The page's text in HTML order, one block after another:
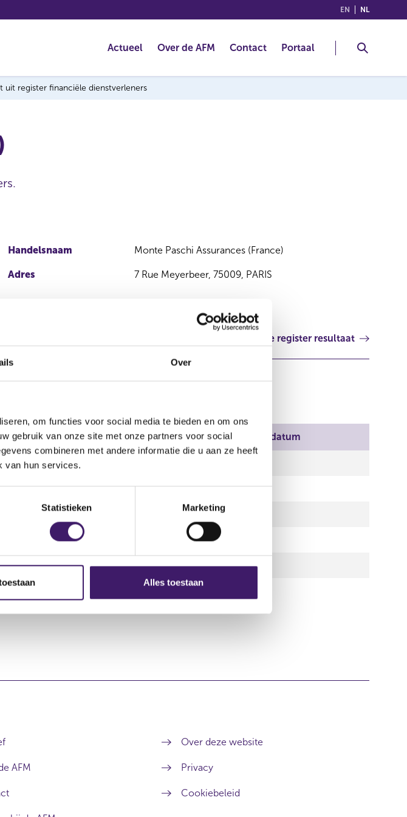
Over
om functies voor social media te bieden en om ons
gebruik van onze site met onze partners voor social
combineren met andere informatie die u aan ze heeft
van hun services.
Statistieken Marketing
Alles toestaan
EN (ENGLISH)
NL
Actueel Over de AFM Contact Portaal
uit register financiële dienstverleners
Handelsnaam Monte Paschi Assurances (France)
Adres 7 Rue Meyerbeer, 75009, PARIS
Volgende register resultaat
Begindatum Einddatum
15 jul 2010
15 jul 2010
AFM
Over deze website
Privacy
Cookiebeleid